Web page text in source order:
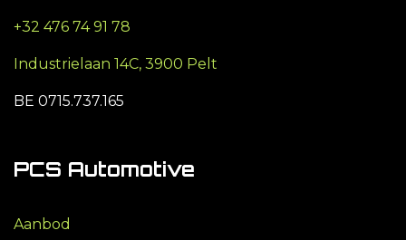
+32 476 74 91 78
Industrielaan 14C, 3900 Pelt
BE 0715.737.165
PCS Automotive
Aanbod